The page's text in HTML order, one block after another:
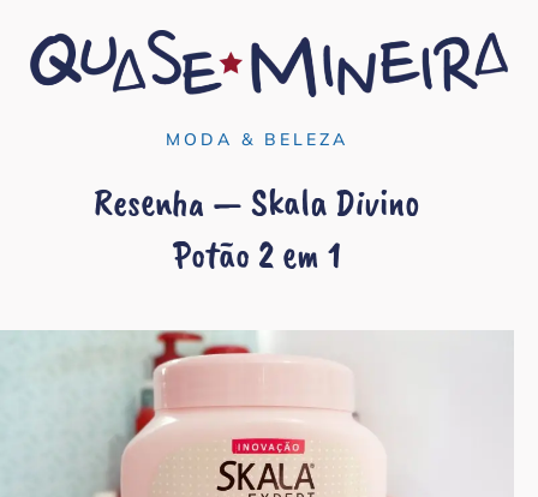
MODA & BELEZA
Resenha — Skala Divino
Potão 2 em 1